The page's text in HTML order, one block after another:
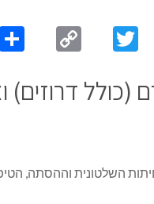
Twitter
Copy
(כולל דרוזים)
השלטונית וההסתה,